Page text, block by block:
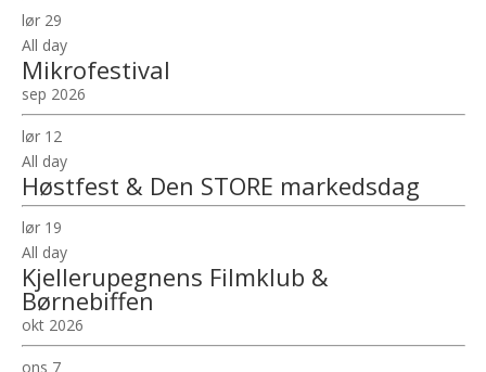
lør 29
All day
Mikrofestival
sep 2026
lør 12
All day
Høstfest & Den STORE markedsdag
lør 19
All day
Kjellerupegnens Filmklub &
Børnebiffen
okt 2026
ons 7